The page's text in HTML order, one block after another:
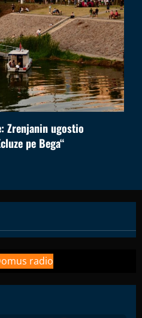
Zrenjanin ugostio
pe Bega“
radio